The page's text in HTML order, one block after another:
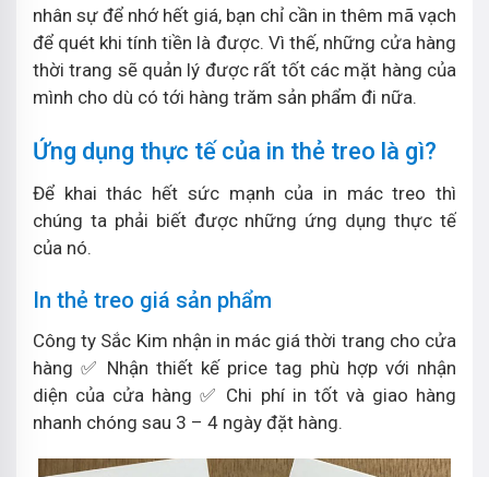
nhân sự để nhớ hết giá, bạn chỉ cần in thêm mã vạch
để quét khi tính tiền là được. Vì thế, những cửa hàng
thời trang sẽ quản lý được rất tốt các mặt hàng của
mình cho dù có tới hàng trăm sản phẩm đi nữa.
Ứng dụng thực tế của in thẻ treo là gì?
Để khai thác hết sức mạnh của in mác treo thì
chúng ta phải biết được những ứng dụng thực tế
của nó.
In thẻ treo giá sản phẩm
Công ty Sắc Kim nhận in mác giá thời trang cho cửa
hàng ✅ Nhận thiết kế price tag phù hợp với nhận
diện của cửa hàng ✅ Chi phí in tốt và giao hàng
nhanh chóng sau 3 – 4 ngày đặt hàng.